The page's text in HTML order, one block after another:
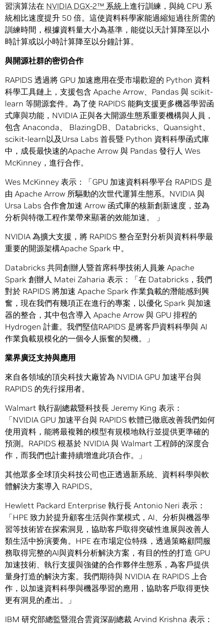
習演算法在 NVIDIA DGX-2™ 系統上進行訓練，與純 CPU 系
統相比速度提升 50 倍。這使資料科學家能過縮短過往所需的
訓練時間，根據資料量大小為基準，能從以天計算降至以小
時計算或以小時計算降至以分鐘計算。
與開源社群的密切合作
RAPIDS 透過將 GPU 加速應用在受市場歡迎的 Python 資料
科學工具鏈上，支援包含 Apache Arrow、Pandas 與 scikit-
learn 等開源套件。為了使 RAPIDS 能夠支援更多機器學習函
式庫與功能，NVIDIA 正與各大開源生態系重要機構與人員，
包含 Anaconda、 BlazingDB、Databricks、Quansight、
scikit-learn以及Ursa Labs 首長暨 Python 資料科學函式庫
中，成長最快速的Apache Arrow 與 Pandas 發行人 Wes
McKinney，進行合作。
Wes McKinney 表示：「GPU 加速資料科學平台 RAPIDS 是
由 Apache Arrow 所驅動的次世代運算生態系。NVIDIA 與
Ursa Labs 合作會加速 Arrow 函式庫的核新創新速度，並為
分析與特徵工程作業帶來顯著的效能加速。 」
NVIDIA 為擴大支援，將 RAPIDS 整合至對分析與資料科學最
重要的開源架構Apache Spark 中。
Databricks 共同創辦人暨首席科學技術人員兼 Apache
Spark 創辦人 Matei Zaharia 表示：「在 Databricks，我們
對於 RAPIDS 將加速 Apache Spark 作業負載的潛能感到興
奮，現在我們有幾項正在進行的專案，以優化 Spark 與加速
器的整合，其中包含導入 Apache Arrow 與 GPU 排程的
Hydrogen 計畫。我們堅信RAPIDS 是將客戶資料科學與 AI
作業負載規模化的一個令人振奮的契機。」
業界廣泛支持與應用
來自各領域的頂尖科技大廠皆為 NVIDIA GPU 加速平台與
RAPIDS 的先行採用者。
Walmart 執行副總裁暨科技長 Jeremy King 表示：
「NVIDIA GPU 加速平台與 RAPIDS 軟體已徹底改善我們如何
使用資料，能將最複雜的模型有規模地執行並提供更準確的
預測。RAPIDS 根基於 NVIDIA 與 Walmart 工程師的深度合
作，而我們也計畫持續增進此項合作。」
其他眾多全球頂尖科技公司也正透過新系統、資料科學與軟
體解決方案導入 RAPIDS。
Hewlett Packard Enterprise 執行長 Antonio Neri 表示：
「HPE 致力於提升顧客生活與作業模式，AI、分析與機器學
習等技術皆在探索洞見，協助客戶取得突破性進展與改善人
類生活中扮演要角。HPE 在市場定位特殊，透過策略顧問服
務取得完整的AI與資料分析解決方案，有目的性的打造 GPU
加速技術、執行支援與強健的合作夥伴生態系，為客戶提供
量身打造的解決方案。我們期待與 NVIDIA 在 RAPIDS 上合
作，以加速資料科學與機器學習的應用，協助客戶取得更快
更有洞見的產出。」
IBM 研究部總監暨混合雲資深副總裁 Arvind Krishna 表示：